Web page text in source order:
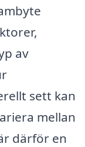
av
sett kan
mellan
därför en